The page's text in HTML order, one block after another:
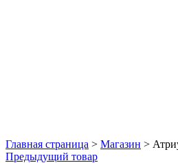
Главная страница > Магазин >
Предыдущий товар